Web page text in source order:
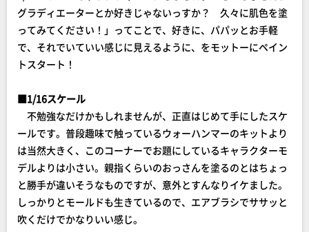
グラディエーターとか好きじゃないっすか？ 久々に肌色を塗
ってみてください！」ってことで、好きに、パパッとお手軽
で、それでいていい感じに見えるように、をモットーにペイン
トスタート！
■1/16スケール
不勉強なだけかもしれませんが、正直はじめて手にしたスケ
ールです。普段趣味で触っているウォーハンマーのキットより
は当然大きく、このコーナーでお題にしているキャラクターモ
デルよりは小さい。親指くらいのおっさんを塗るのとはちょっ
と勝手が違いそうなものですが、意外とすんなりイケました。
しっかりとモールドも生きているので、エアブラシでササッと
吹くだけでかなりいい感じ。